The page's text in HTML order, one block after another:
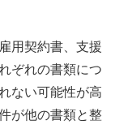
用契約書、支援
ぞれの書類につ
ない可能性が高
が他の書類と整